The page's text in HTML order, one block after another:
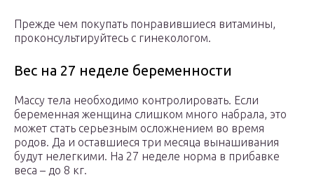
Прежде чем покупать понравившиеся витамины,
проконсультируйтесь с гинекологом.
Вес на 27 неделе беременности
Массу тела необходимо контролировать. Если
беременная женщина слишком много набрала, это
может стать серьезным осложнением во время
родов. Да и оставшиеся три месяца вынашивания
будут нелегкими. На 27 неделе норма в прибавке
веса – до 8 кг.